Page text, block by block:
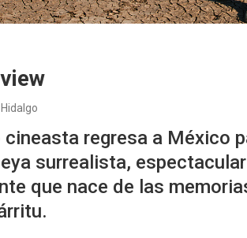
cineasta regresa a México
surrealista,
que nace de las